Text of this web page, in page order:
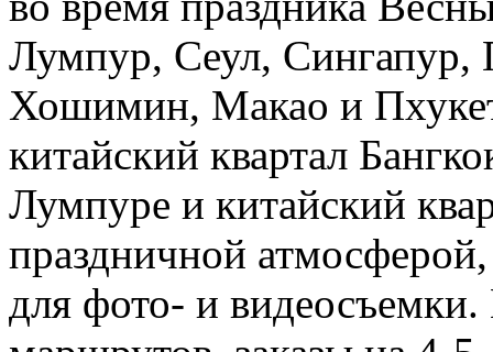
Лумпур, Сеул, Сингапур,
Хошимин, Макао и
китайский квартал
Лумпуре и китайский
праздничной
для фото- и